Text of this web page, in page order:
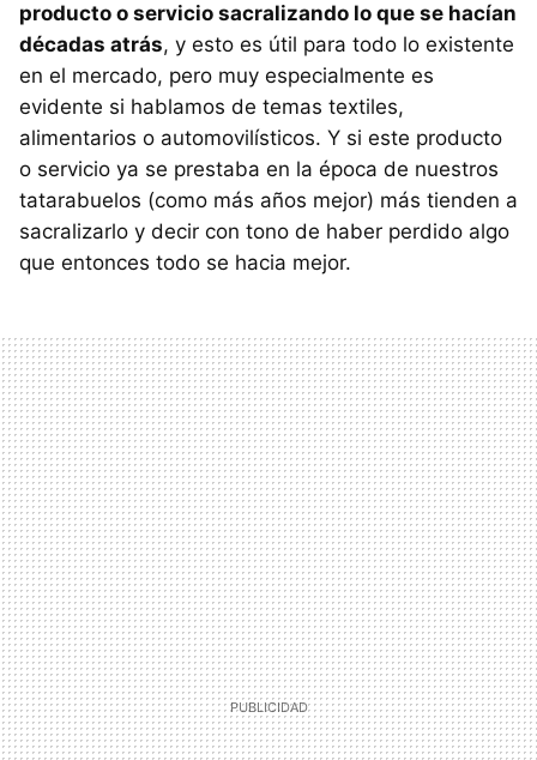
producto o servicio sacralizando lo que se hacían
décadas atrás, y esto es útil para todo lo existente
en el mercado, pero muy especialmente es
evidente si hablamos de temas textiles,
alimentarios o automovilísticos. Y si este producto
o servicio ya se prestaba en la época de nuestros
tatarabuelos (como más años mejor) más tienden a
sacralizarlo y decir con tono de haber perdido algo
que entonces todo se hacia mejor.